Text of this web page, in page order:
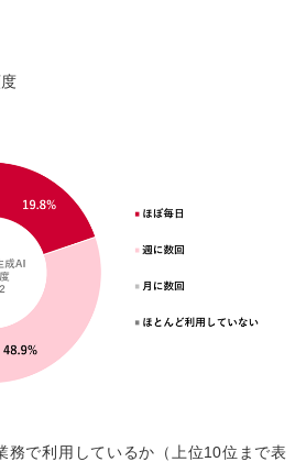
務で利用しているか（上位10位まで表